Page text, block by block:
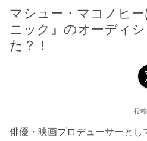
マシュー・マコノヒ
ニック』のオーディ
た？！
俳優・映画プロデューサーとし